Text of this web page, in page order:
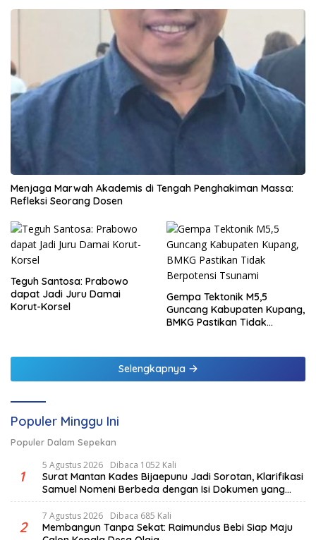
Menjaga Marwah Akademis di Tengah Penghakiman Massa:
Refleksi Seorang Dosen
Teguh Santosa: Prabowo
dapat Jadi Juru Damai
Korut-Korsel
Gempa Tektonik M5,5
Guncang Kabupaten Kupang,
BMKG Pastikan Tidak
Selengkapnya
Populer Minggu Ini
Populer Dalam Sepekan
1
5 Agustus 2026 Dibaca 1052 Kali
Surat Mantan Kades Bijaepunu Jadi Sorotan, Klarifikasi
Samuel Nomeni Berbeda dengan Isi Dokumen yang
Beredar
2
7 Agustus 2026 Dibaca 685 Kali
Membangun Tanpa Sekat: Raimundus Bebi Siap Maju